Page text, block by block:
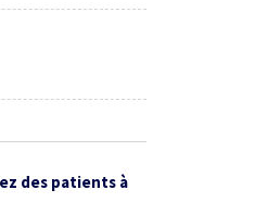
des patients à